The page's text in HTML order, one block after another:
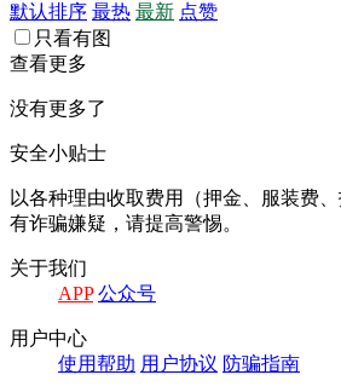
默认排序 最热 最新 点赞
只看有图
查看更多
没有更多了
安全小贴士
以各种理由收取费⽤（押⾦、服装费
有诈骗嫌疑，请提⾼警惕。
关于我们
APP 公众号
⽤户中⼼
使⽤帮助 ⽤户协议 防骗指南